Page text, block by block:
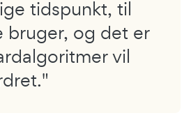
tidspunkt, til
bruger, og det er
vil